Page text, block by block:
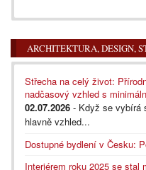
ARCHITEKTURA, DESIGN,
Střecha na celý život:
nadčasový vzhled s
02.07.2026 - Když se vybírá
hlavně vzhled...
Dostupné bydlení v Česku:
Interiérem roku 2025 se stal